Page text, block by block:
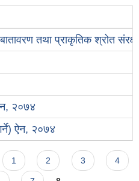
तथा प्राकृतिक श्रोत
२०७४
ऐन, २०७४
1 2 3 4